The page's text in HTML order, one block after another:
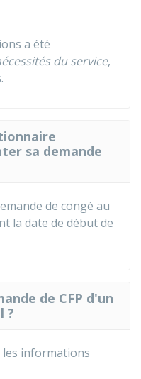
a été
du service,
sa demande
de congé au
la date de début de
de CFP d'un
?
informations